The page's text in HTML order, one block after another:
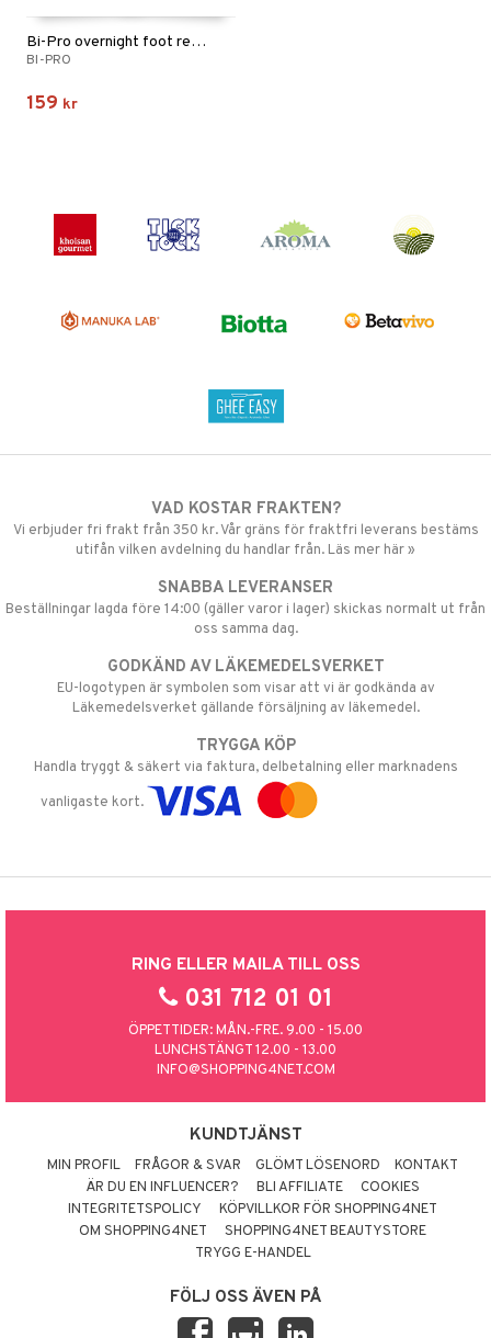
Bi-Pro overnight foot repair cream
BI-PRO
159 kr
VAD KOSTAR FRAKTEN?
Vi erbjuder fri frakt från 350 kr. Vår gräns för fraktfri leverans bestäms
utifån vilken avdelning du handlar från. Läs mer här »
SNABBA LEVERANSER
Beställningar lagda före 14:00 (gäller varor i lager) skickas normalt ut från
oss samma dag.
GODKÄND AV LÄKEMEDELSVERKET
EU-logotypen är symbolen som visar att vi är godkända av
Läkemedelsverket gällande försäljning av läkemedel.
TRYGGA KÖP
Handla tryggt & säkert via faktura, delbetalning eller marknadens
vanligaste kort.
RING ELLER MAILA TILL OSS
031 712 01 01
ÖPPETTIDER: MÅN.-FRE. 9.00 - 15.00
LUNCHSTÄNGT 12.00 - 13.00
INFO@SHOPPING4NET.COM
KUNDTJÄNST
MIN PROFIL FRÅGOR & SVAR GLÖMT LÖSENORD
KONTAKT
ÄR DU EN INFLUENCER?
BLI AFFILIATE
COOKIES
INTEGRITETSPOLICY
KÖPVILLKOR FÖR SHOPPING4NET
OM SHOPPING4NET
SHOPPING4NET BEAUTYSTORE
TRYGG E-HANDEL
FÖLJ OSS ÄVEN PÅ